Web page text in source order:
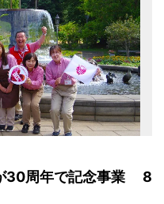
30周年で記念事業 8